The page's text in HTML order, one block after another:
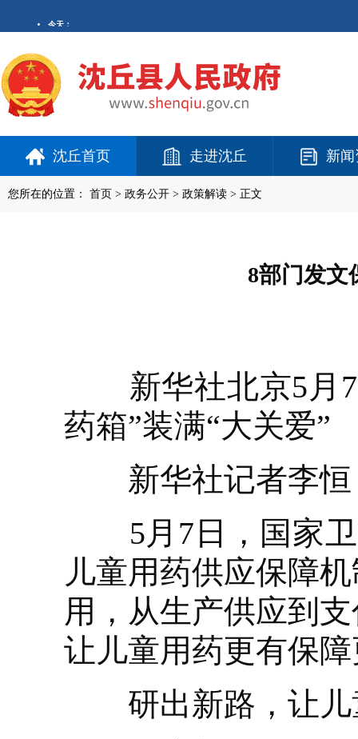
沈丘首页 走进沈丘 新
您所在的位置： 首页 > 政务公开 > 政策解读 > 正文
8部门发文
新华社北京5月7
药箱”装满“大关爱”
新华社记者李恒
5月7日，国家卫
儿童用药供应保障
用，从生产供应到
让儿童用药更有保
研出新路，让儿